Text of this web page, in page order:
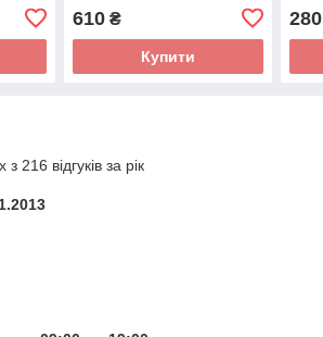
610₴
Купити
280
216 відгуків за рік